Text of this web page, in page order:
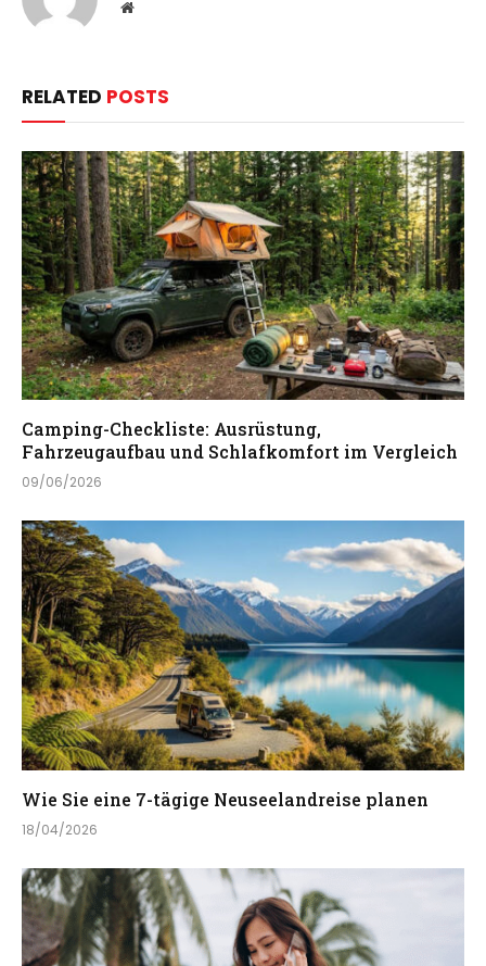
Website
RELATED POSTS
Camping-Checkliste: Ausrüstung,
Fahrzeugaufbau und Schlafkomfort im Vergleich
09/06/2026
Wie Sie eine 7-tägige Neuseelandreise planen
18/04/2026